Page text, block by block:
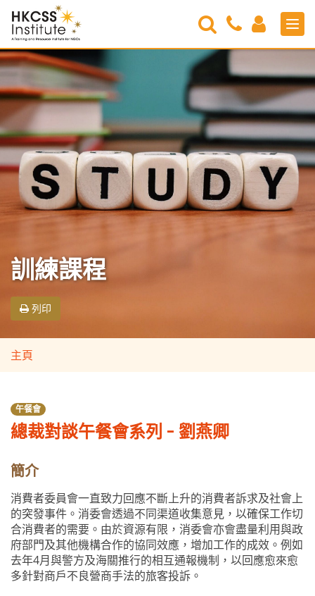
HKCSS
Institute
Search
Contact
Us
Login
訓練課程
列印
主頁
午餐會
總裁對談午餐會系列 - 劉燕卿
簡介
消費者委員會一直致力回應不斷上升的消費者訴求及社會上
的突發事件。消委會透過不同渠道收集意見，以確保工作切
合消費者的需要。由於資源有限，消委會亦會盡量利用與政
府部門及其他機構合作的協同效應，增加工作的成效。例如
去年4月與警方及海關推行的相互通報機制，以回應愈來愈
多針對商戶不良營商手法的旅客投訴。